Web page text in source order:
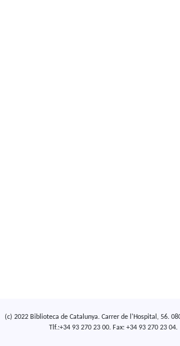
(c) 2022 Biblioteca de Catalunya. Carrer de l'Hospital, 56.
Tlf.:+34 93 270 23 00. Fax: +34 93 270 23 04.